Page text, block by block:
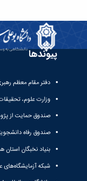
پیوندها
دفتر مقام معظم
وزارت علوم،
صندوق حمایت از
صندوق رفاه
بنیاد نخبگان استان
شبکه آزمایشگاه‌های